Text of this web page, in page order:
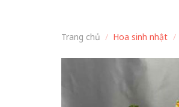
Trang chủ / Hoa sinh nhật /